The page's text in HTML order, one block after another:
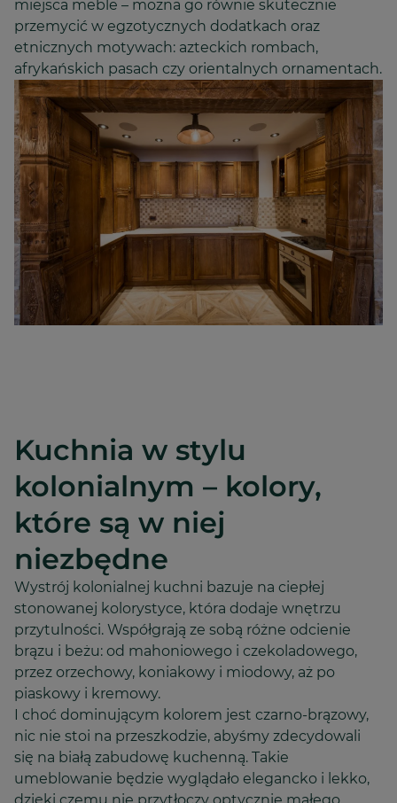
miejsca meble – można go równie skutecznie
przemycić w egzotycznych dodatkach oraz
etnicznych motywach: azteckich rombach,
afrykańskich pasach czy orientalnych ornamentach.
Kuchnia w stylu
kolonialnym – kolory,
które są w niej
niezbędne
Wystrój kolonialnej kuchni bazuje na ciepłej
stonowanej kolorystyce, która dodaje wnętrzu
przytulności. Współgrają ze sobą różne odcienie
brązu i beżu: od mahoniowego i czekoladowego,
przez orzechowy, koniakowy i miodowy, aż po
piaskowy i kremowy.
I choć dominującym kolorem jest czarno-brązowy,
nic nie stoi na przeszkodzie, abyśmy zdecydowali
się na białą zabudowę kuchenną. Takie
umeblowanie będzie wyglądało elegancko i lekko,